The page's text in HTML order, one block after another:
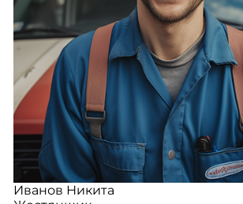
Иванов Никита